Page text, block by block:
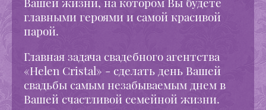
главными героями и самой красивой
парой.
Главная задача свадебного агентства
«Helen Cristal» - сделать день Вашей
свадьбы самым незабываемым днем в
Вашей счастливой семейной жизни.